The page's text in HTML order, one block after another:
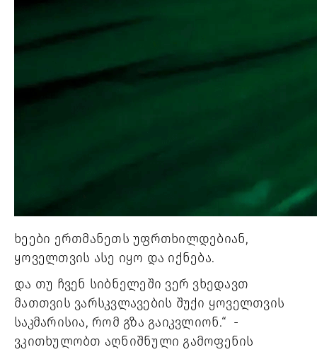
ხეები ერთმანეთს უფრთხილდებიან,
ყოველთვის ასე იყო და იქნება.
და თუ ჩვენ სიბნელეში ვერ ვხედავთ
მათთვის ვარსკვლავების შუქი ყოველთვის
საკმარისია, რომ გზა გაიკვლიონ.“  -
ვკითხულობთ აღნიშნული გამოფენის